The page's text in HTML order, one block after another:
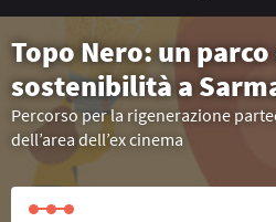
Topo Nero: un
sostenibilità a
Percorso per la rigenerazione
dell’area dell’ex cinema